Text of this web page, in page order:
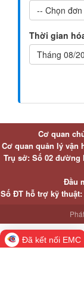
-- Chọn
Thời gian
Tháng 08/
Cơ quan
Cơ quan quản lý vận
Trụ sở: Số 02
Đầu
Số ĐT hỗ trợ kỹ thuật:
Đã kết nối EMC